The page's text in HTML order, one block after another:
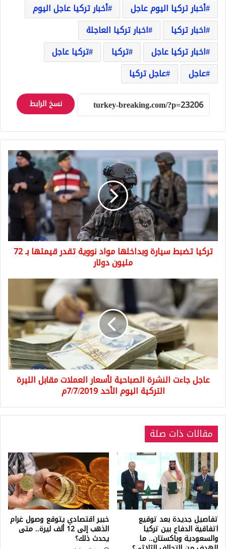
أخبار تركيا اليوم عاجل
أخبار تركيا عاجل اليوم
اخبار تركيا
اخبار تركيا العاجلة
اخبار تركيا عاجل
تركيا
تركيا عاجل
عاجل
عاجل تركيا
نسخ الرابط
تركيا
تضبط
سيارة
وبداخلها
مواد
نووية
تقدر
قيمتها
بـ
72
مليون
تركيا تضبط سيارة وبداخلها مواد نووية تقدر قيمتها بـ 72
مليون دولار
عاجل
جاءت
النشرة
الصباحية
لأسعار
الليرة
التركية
اليوم
عاجل جاءت النشرة الصباحية لأسعار العملات مقابل الليرة
التركية اليوم الأحد 7/7/2019م
مقالات ذات صلة
تفاصيل جديدة بعد توقيع
اتفاقية الدفاع بين تركيا
والسعودية وباكستان.. ما
خبير اقتصادي يتوقع وصول غرام
الذهب إلى 12 ألف ليرة.. متى
يحدث ذلك؟